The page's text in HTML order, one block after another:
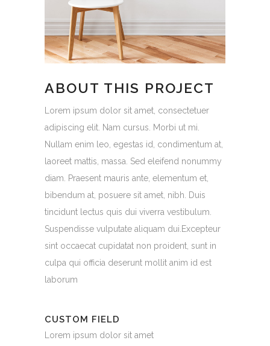
ABOUT THIS PROJECT
Lorem ipsum dolor sit amet, consectetuer
adipiscing elit. Nam cursus. Morbi ut mi.
Nullam enim leo, egestas id, condimentum at,
laoreet mattis, massa. Sed eleifend nonummy
diam. Praesent mauris ante, elementum et,
bibendum at, posuere sit amet, nibh. Duis
tincidunt lectus quis dui viverra vestibulum.
Suspendisse vulputate aliquam dui.Excepteur
sint occaecat cupidatat non proident, sunt in
culpa qui officia deserunt mollit anim id est
laborum
CUSTOM FIELD
Lorem ipsum dolor sit amet